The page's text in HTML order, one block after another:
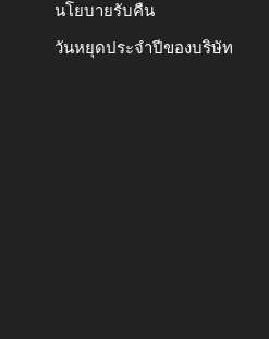
นโยบายรับคืน
วันหยุดประจำปีของบริษัท